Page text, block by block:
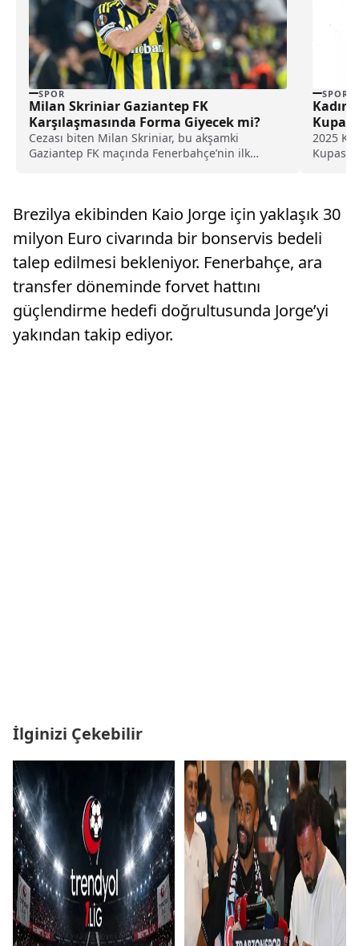
SPOR
Milan Skriniar Gaziantep FK
Karşılaşmasında Forma Giyecek mi?
Cezası biten Milan Skriniar, bu akşamki
Gaziantep FK maçında Fenerbahçe’nin ilk
SPOR
2025
Brezilya ekibinden Kaio Jorge için yaklaşık 30
milyon Euro civarında bir bonservis bedeli
talep edilmesi bekleniyor. Fenerbahçe, ara
transfer döneminde forvet hattını
güçlendirme hedefi doğrultusunda Jorge’yi
yakından takip ediyor.
İlginizi Çekebilir